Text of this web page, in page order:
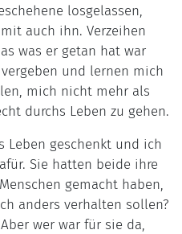
losgelassen,
auch ihn. Verzeihen
was er getan hat war
und lernen mich
mich nicht mehr als
durchs Leben zu gehen.
Leben geschenkt und ich
Sie hatten beide ihre
gemacht haben,
anders verhalten sollen?
wer war für sie da,